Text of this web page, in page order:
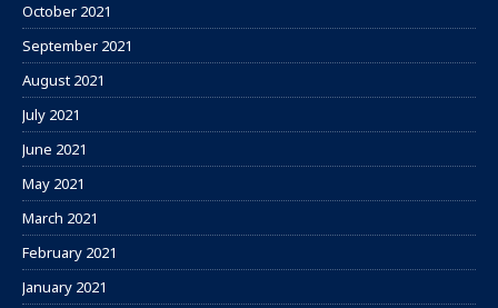
October 2021
September 2021
August 2021
July 2021
June 2021
May 2021
March 2021
February 2021
January 2021